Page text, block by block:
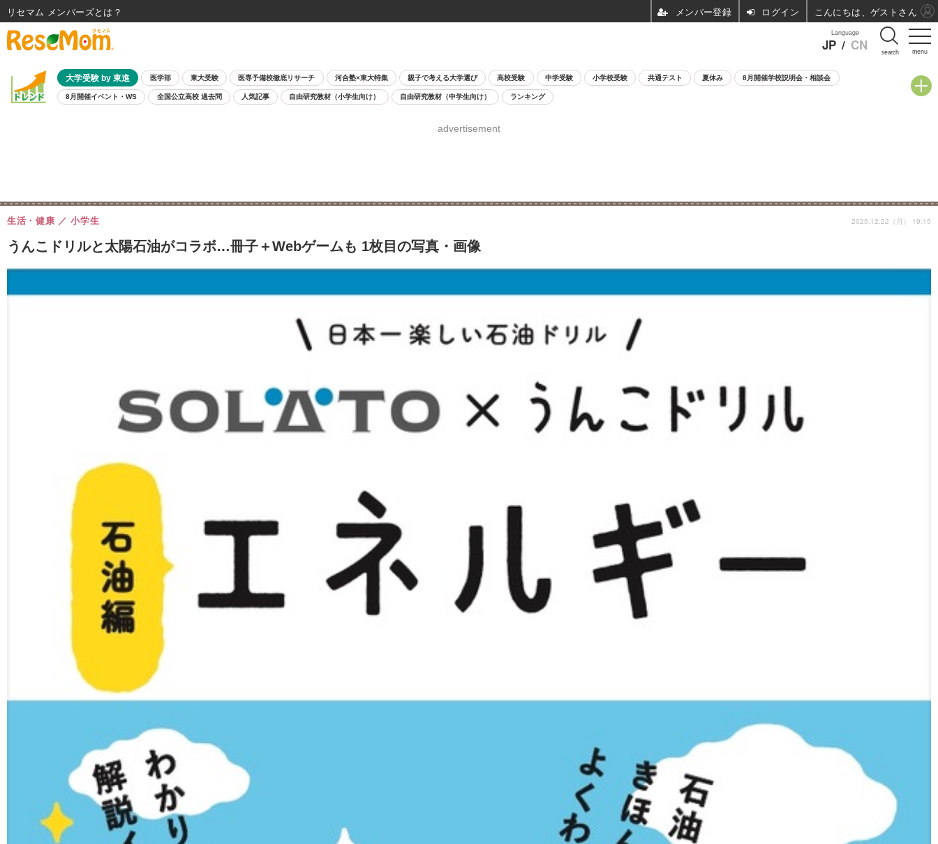
menu
Language
JP / CN search
大学受験 by 東進 医学部 東大受験 医専予備校徹底リサーチ 河合塾×東大特集 親子で考える大学選び 高校受験 中学受験 小学校受験 共通テスト 夏休み 8月開催学校説明会・相談会
8月開催イベント・WS 全国公立高校 過去問 人気記事 自由研究教材（小学生向け） 自由研究教材（中学生向け） ランキング
advertisement
うんこドリルと太陽石油がコラボ…冊子＋Webゲームも 1枚目の写真・画像
生活・健康 小学生 2025.12.22（月） 19:15
リセマム メンバーズ ログイン こんにちは、ゲストさん